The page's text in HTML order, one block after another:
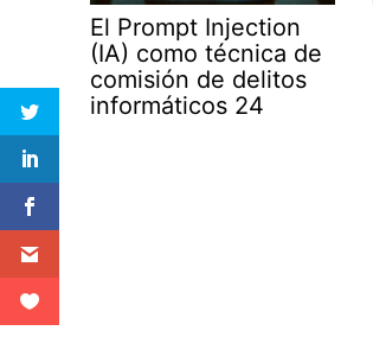
El Prompt Injection
(IA) como técnica de
comisión de delitos
informáticos 24